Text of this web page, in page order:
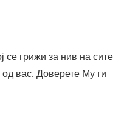
се грижи за нив на сите
вас. Доверете Му ги